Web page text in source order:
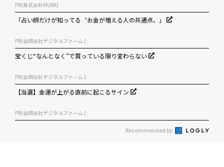
PR(株式会社MURA)
「占い師だけが知ってる〝お金が増える人の共通点〟」
PR(合同会社デジタルファーム )
宝くじ“なんとなく”で買っている限り変わらない
PR(合同会社デジタルファーム )
【当選】金運が上がる直前に起こるサイン
PR(合同会社デジタルファーム )
Recommended by